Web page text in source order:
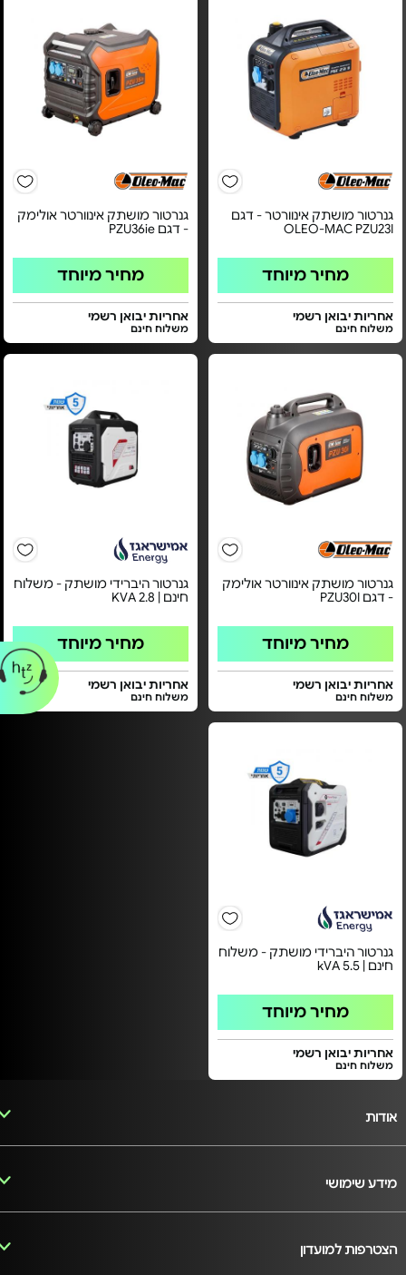
גנרטור מושתק אינוורטר - דגם
OLEO-MAC PZU23I
מחיר מיוחד
אחריות יבואן רשמי
משלוח חינם
גנרטור מושתק אינוורטר אולימק
- דגם PZU36ie
מחיר מיוחד
אחריות יבואן רשמי
משלוח חינם
גנרטור מושתק אינוורטר אולימק
- דגם PZU30I
מחיר מיוחד
אחריות יבואן רשמי
משלוח חינם
גנרטור היברידי מושתק - משלוח
חינם | KVA 2.8
מחיר מיוחד
אחריות יבואן רשמי
משלוח חינם
גנרטור היברידי מושתק - משלוח
חינם | 5.5 kVA
מחיר מיוחד
אחריות יבואן רשמי
משלוח חינם
אודות
מידע שימושי
הצטרפות למועדון